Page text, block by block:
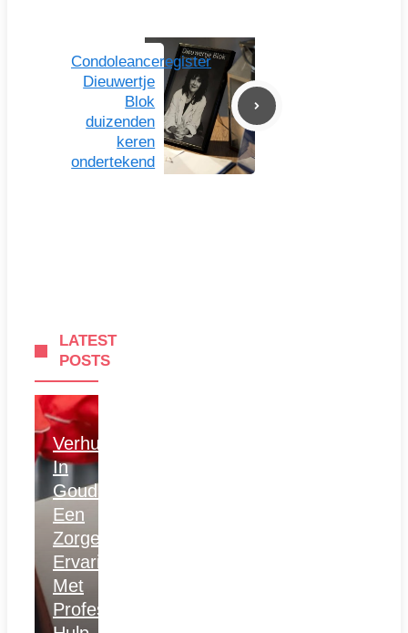
Condoleanceregister
Dieuwertje
Blok
duizenden
keren
ondertekend
LATEST
POSTS
Verhuizen
In
Gouda:
Een
Zorgeloze
Ervaring
Met
Professionele